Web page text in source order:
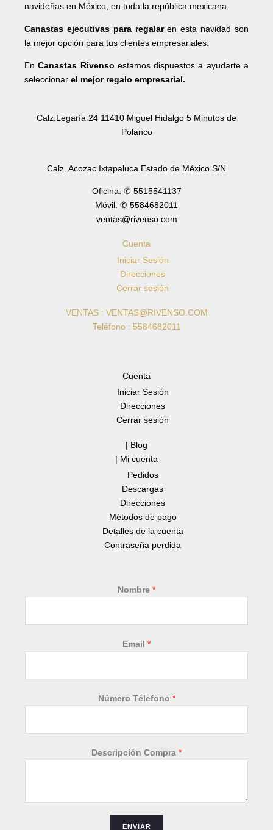
navideñas en México, en toda la república mexicana.
Canastas ejecutivas para regalaren esta navidad son
la mejor opción para tus clientes empresariales.
EnCanastas Rivenso estamos dispuestos a ayudarte a
seleccionar el mejor regalo empresarial.
Calz.Legaría 24 11410 Miguel Hidalgo 5 Minutos de
Polanco
Calz. Acozac Ixtapaluca Estado de México S/N
Oficina: ✆ 5515541137
Móvil: ✆ 5584682011
ventas@rivenso.com
Cuenta
Iniciar Sesión
Direcciones
Cerrar sesión
VENTAS : VENTAS@RIVENSO.COM
Teléfono : 5584682011
Cuenta
Iniciar Sesión
Direcciones
Cerrar sesión
| Blog
| Mi cuenta
Pedidos
Descargas
Direcciones
Métodos de pago
Detalles de la cuenta
Contraseña perdida
Nombre *
e
c
r
i
c
i
Email *
Número Télefono *
Descripción Compra *
ENVIAR